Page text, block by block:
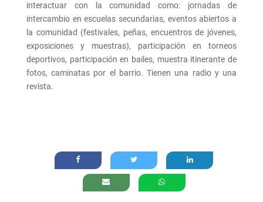
interactuar con la comunidad como: jornadas de
intercambio en escuelas secundarias, eventos abiertos a
la comunidad (festivales, peñas, encuentros de jóvenes,
exposiciones y muestras), participación en torneos
deportivos, participación en bailes, muestra itinerante de
fotos, caminatas por el barrio. Tienen una radio y una
revista.